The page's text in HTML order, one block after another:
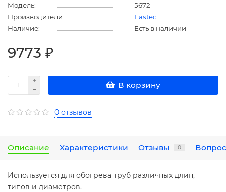
Модель:
5672
Производители
Eastec
Наличие:
Есть в наличии
9773 ₽
В корзину
0 отзывов
Описание Характеристики Отзывы 0
Используется для обогрева труб различных длин,
типов и диаметров.